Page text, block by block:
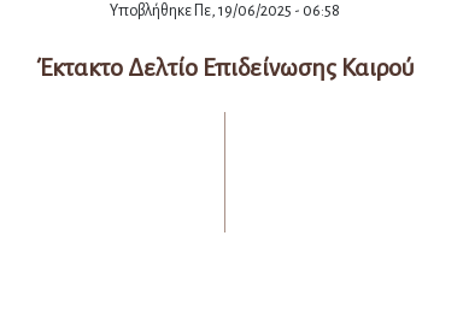
Υποβλήθηκε Πε, 19/06/2025 - 06:58
Έκτακτο Δελτίο Επιδείνωσης Καιρού